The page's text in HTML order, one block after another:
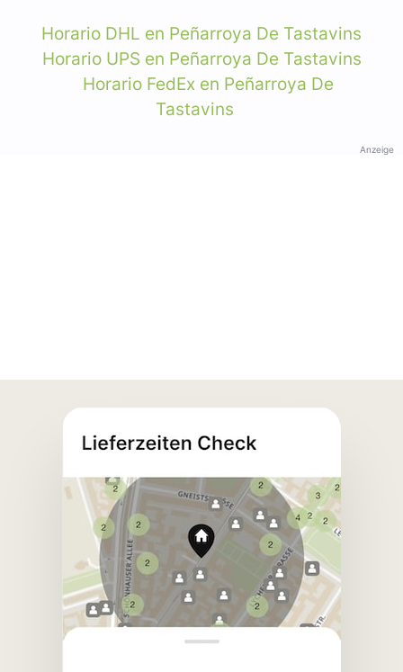
Horario DHL en Peñarroya De Tastavins
Horario UPS en Peñarroya De Tastavins
Horario FedEx en Peñarroya De
Tastavins
Anzeige